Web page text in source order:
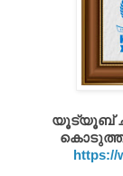
യൂട്യൂബ്
https://